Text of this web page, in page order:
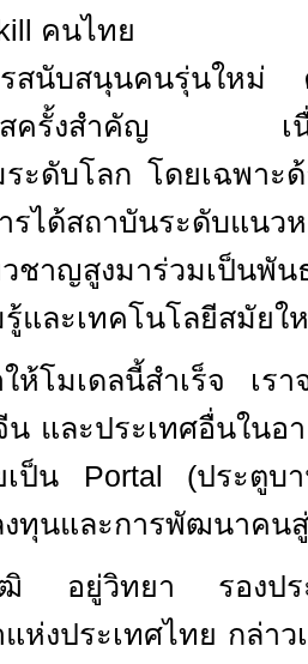
คนไทย
รสนับสนุนคนรุ่นใหม่
าสครั้งสำคัญ เนื่อ
ระดับโลก โดยเฉพา
ได้สถาบันระดับแน
ชาญสูงมาร่วมเป็นพั
และเทคโนโลยีสมัยใ
ให้โมเดลนี้สำเร็จ เร
และประเทศอื่นในอ
เป็น Portal (ประตูบ
งทุนและการพัฒนาคน
ฒิ อยู่วิทยา รองปร
ห่งประเทศไทย กล่า